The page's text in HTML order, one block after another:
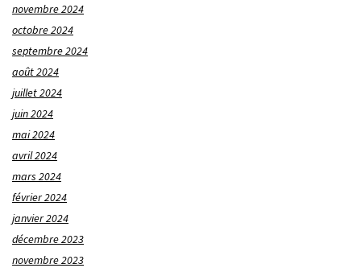
novembre 2024
octobre 2024
septembre 2024
août 2024
juillet 2024
juin 2024
mai 2024
avril 2024
mars 2024
février 2024
janvier 2024
décembre 2023
novembre 2023